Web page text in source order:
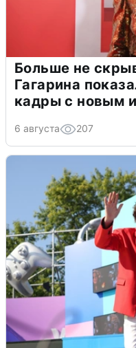
Больше не
Гагарина
кадры с новым
6 августа 207